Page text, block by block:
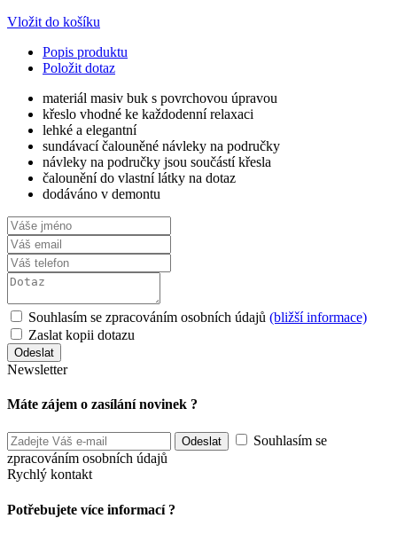
Vložit do košíku
Popis produktu
Položit dotaz
materiál masiv buk s povrchovou úpravou
křeslo vhodné ke každodenní relaxaci
lehké a elegantní
sundávací čalouněné návleky na područky
návleky na područky jsou součástí křesla
čalounění do vlastní látky na dotaz
dodáváno v demontu
Souhlasím se zpracováním osobních údajů (bližší informace)
Zaslat kopii dotazu
Newsletter
Máte zájem o zasílání novinek ?
Souhlasím se
zpracováním osobních údajů
Rychlý kontakt
Potřebujete více informací ?